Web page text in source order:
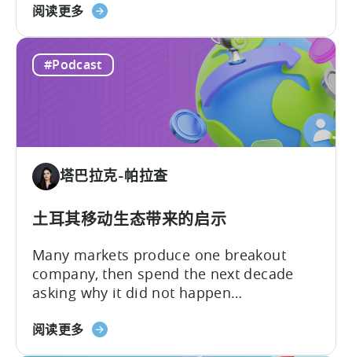
exceptionally well. That was one of the
conversation between Tenjin Country
Manager and Account Executive Tabarak
Paracha and Batuhan Avucan, founder of
Mobidictum, on Tenjin ROI 101. Turkish...
阅读更多about
Iteration
Gaming
#Podcast
塔巴拉克-帕拉查
土耳其移动生态带来的启示
Many markets produce one breakout
company, then spend the next decade
asking why it did not happen
followed a different path. It produced a
阅读更多about